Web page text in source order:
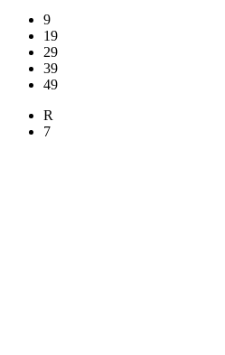
9
19
29
39
49
R
7